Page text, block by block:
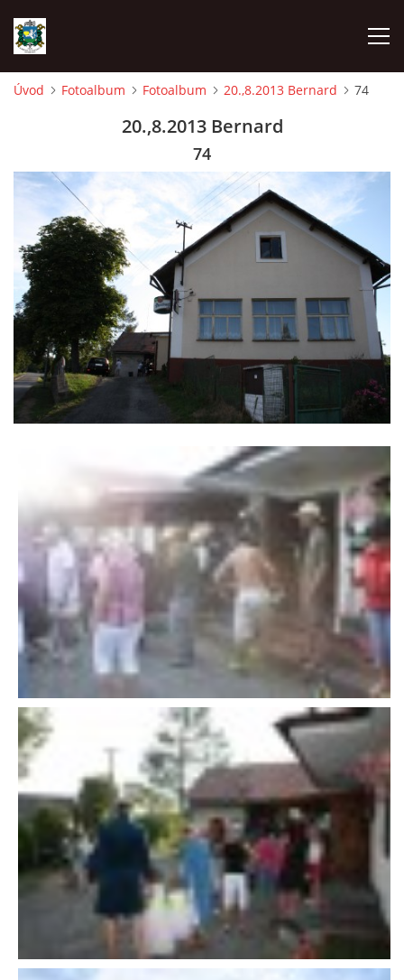
LÁVKA
FICHTLCUP
PŘIHLAŠOVACÍ FORMULÁŘ NA FICHTLCUP 2026
LISTINA PŘIHLÁŠENÝCH ZÁVODNÍKŮ FICHTLCUP 2026
BRIGÁDY
SEZNAM ČLENŮ SDH
MLADÍ HASIČI
LETNÍ AREÁL U NÁDRŽKY
HISTORIE
VAROVÁNÍ OBYVATELSTVA
HASIČSKÉ DESATERO
Úvod Fotoalbum Fotoalbum 20.,8.2013 Bernard 74
20.,8.2013 Bernard
74